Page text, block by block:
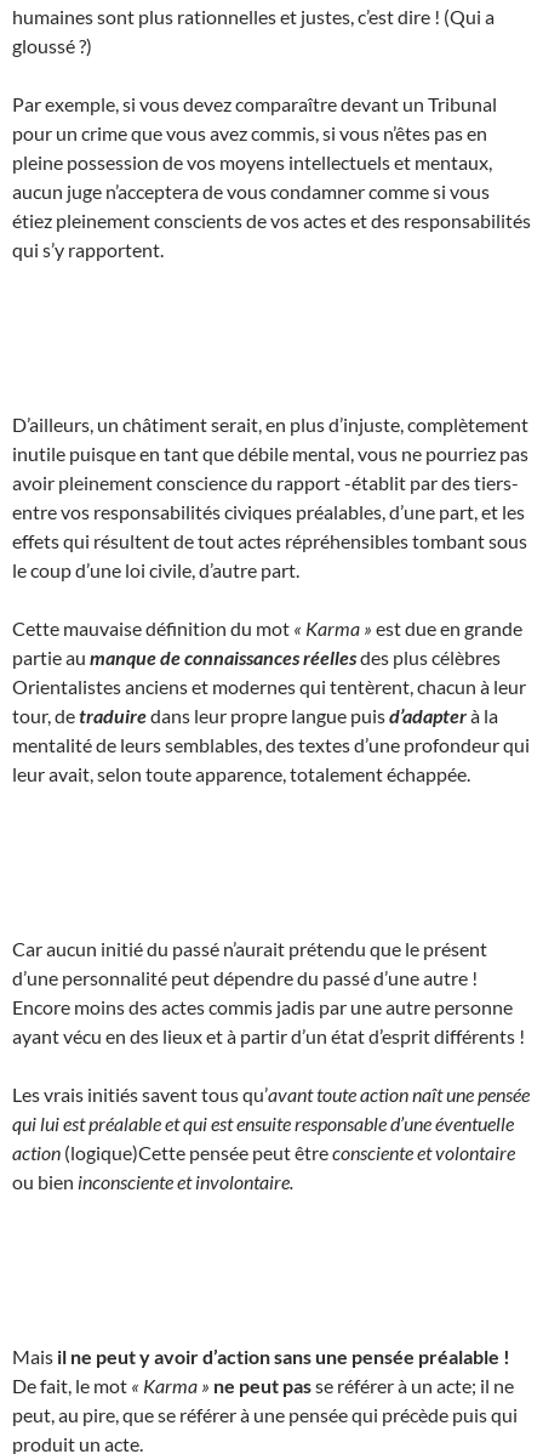
humaines sont plus rationnelles et justes, c’est dire ! (Qui a
gloussé ?)
Par exemple, si vous devez comparaître devant un Tribunal
pour un crime que vous avez commis, si vous n’êtes pas en
pleine possession de vos moyens intellectuels et mentaux,
aucun juge n’acceptera de vous condamner comme si vous
étiez pleinement conscients de vos actes et des responsabilités
qui s’y rapportent.
D’ailleurs, un châtiment serait, en plus d’injuste, complètement
inutile puisque en tant que débile mental, vous ne pourriez pas
avoir pleinement conscience du rapport -établit par des tiers-
entre vos responsabilités civiques préalables, d’une part, et les
effets qui résultent de tout actes répréhensibles tombant sous
le coup d’une loi civile, d’autre part.
Cette mauvaise définition du mot « Karma » est due en grande
partie au manque de connaissances réellesdes plus célèbres
Orientalistes anciens et modernes qui tentèrent, chacun à leur
tour, detraduiredans leur propre langue puisd’adapterà la
mentalité de leurs semblables, des textes d’une profondeur qui
leur avait, selon toute apparence, totalement échappée.
Car aucun initié du passé n’aurait prétendu que le présent
d’une personnalité peut dépendre du passé d’une autre !
Encore moins des actes commis jadis par une autre personne
ayant vécu en des lieux et à partir d’un état d’esprit différents !
Les vrais initiés savent tous qu’avant toute action naît une pensée
qui lui est préalable et qui est ensuite responsable d’une éventuelle
action (logique)Cette pensée peut êtreconsciente et volontaire
ou bien inconsciente et involontaire.
Mais il ne peut y avoir d’action sans une pensée préalable !
De fait, le mot « Karma » ne peut passe référer à un acte; il ne
peut, au pire, que se référer à une pensée qui précède puis qui
produit un acte.